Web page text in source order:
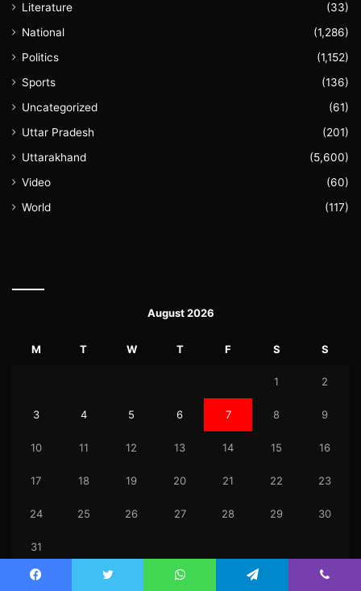
Literature
(33)
National
(1,286)
Politics
(1,152)
Sports
(136)
Uncategorized
(61)
Uttar Pradesh
(201)
Uttarakhand
(5,600)
Video
(60)
World
(117)
August 2026
M T W T F S S
1 2
3 4 5 6 7 8 9
10 11 12 13 14 15 16
17 18 19 20 21 22 23
24 25 26 27 28 29 30
31